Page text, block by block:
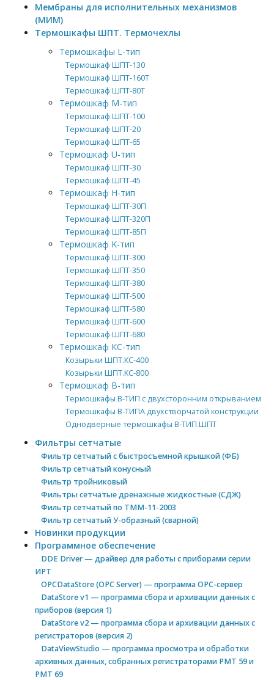
Мембраны для исполнительных механизмов
(МИМ)
Термошкафы ШПТ. Термочехлы
Термошкафы L-тип
Термошкаф ШПТ-130
Термошкаф ШПТ-160Т
Термошкаф ШПТ-80Т
Термошкаф М-тип
Термошкаф ШПТ-100
Термошкаф ШПТ-20
Термошкаф ШПТ-65
Термошкаф U-тип
Термошкаф ШПТ-30
Термошкаф ШПТ-45
Термошкаф H-тип
Термошкаф ШПТ-30П
Термошкаф ШПТ-320П
Термошкаф ШПТ-85П
Термошкаф K-тип
Термошкаф ШПТ-300
Термошкаф ШПТ-350
Термошкаф ШПТ-380
Термошкаф ШПТ-500
Термошкаф ШПТ-580
Термошкаф ШПТ-600
Термошкаф ШПТ-680
Термошкаф КС-тип
Козырьки ШПТ.КС-400
Козырьки ШПТ.КС-800
Термошкаф B-тип
Термошкафы В-ТИП с двухсторонним открыванием
Термошкафы В-ТИПА двухстворчатой конструкции
Однодверные термошкафы В-ТИП.ШПТ
Фильтры сетчатые
Фильтр сетчатый с быстросъемной крышкой (ФБ)
Фильтр сетчатый конусный
Фильтр тройниковый
Фильтры сетчатые дренажные жидкостные (СДЖ)
Фильтр сетчатый по ТММ-11-2003
Фильтр сетчатый У-образный (сварной)
Новинки продукции
Программное обеспечение
DDE Driver — драйвер для работы с приборами серии
ИРТ
OPCDataStore (OPC Server) — программа OPC-сервер
DataStore v1 — программа сбора и архивации данных с
приборов (версия 1)
DataStore v2 — программа сбора и архивации данных с
регистраторов (версия 2)
DataViewStudio — программа просмотра и обработки
архивных данных, собранных регистраторами РМТ 59 и
РМТ 69